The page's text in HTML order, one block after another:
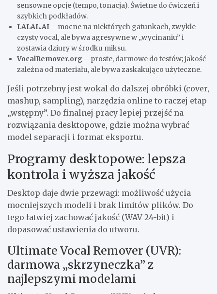
sensowne opcje (tempo, tonacja). Świetne do ćwiczeń i
szybkich podkładów.
LALAL.AI – mocne na niektórych gatunkach, zwykle
czysty vocal, ale bywa agresywne w „wycinaniu” i
zostawia dziury w środku miksu.
VocalRemover.org – proste, darmowe do testów; jakość
zależna od materiału, ale bywa zaskakująco użyteczne.
Jeśli potrzebny jest wokal do dalszej obróbki (cover,
mashup, sampling), narzędzia online to raczej etap
„wstępny”. Do finalnej pracy lepiej przejść na
rozwiązania desktopowe, gdzie można wybrać
model separacji i format eksportu.
Programy desktopowe: lepsza
kontrola i wyższa jakość
Desktop daje dwie przewagi: możliwość użycia
mocniejszych modeli i brak limitów plików. Do
tego łatwiej zachować jakość (WAV 24-bit) i
dopasować ustawienia do utworu.
Ultimate Vocal Remover (UVR):
darmowa „skrzyneczka” z
najlepszymi modelami